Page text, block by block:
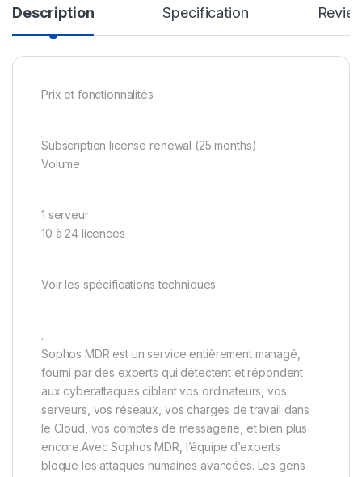
Description Specification
Prix et fonctionnalités
Subscription license renewal (25 months)
Volume
1 serveur
10 à 24 licences
Voir les spécifications techniques
.
Sophos MDR est un service entièrement managé,
fourni par des experts qui détectent et répondent
aux cyberattaques ciblant vos ordinateurs, vos
serveurs, vos réseaux, vos charges de travail dans
le Cloud, vos comptes de messagerie, et bien plus
encore.Avec Sophos MDR, l’équipe d’experts
bloque les attaques humaines avancées. Les gens